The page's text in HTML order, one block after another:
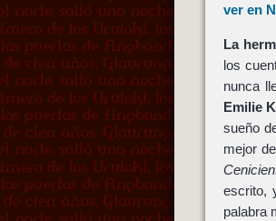
ver en
La
los
nunca
Emilie
sueño
mejor
escrito,
palabra